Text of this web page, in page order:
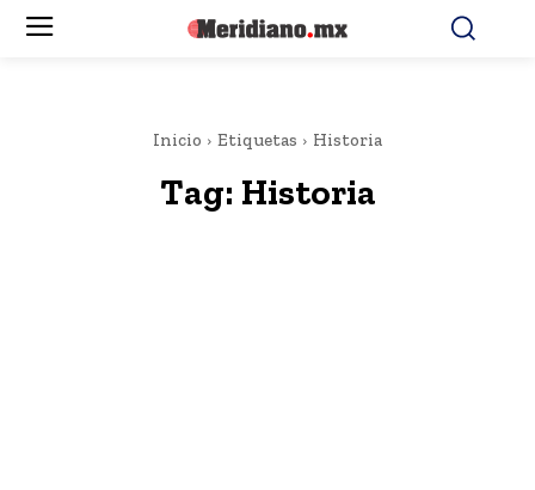
Inicio Etiquetas Historia
Tag: Historia